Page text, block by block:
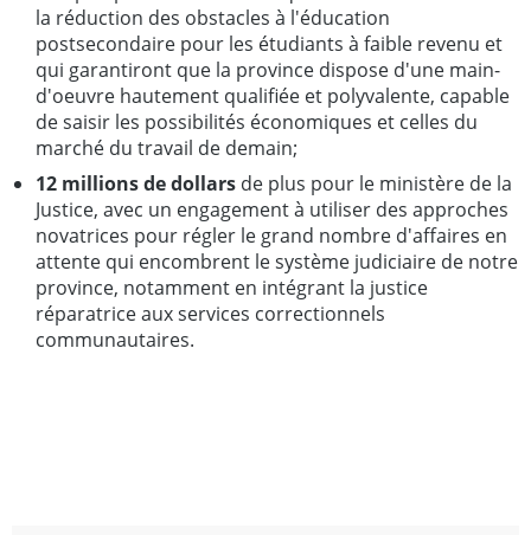
la réduction des obstacles à l'éducation
postsecondaire pour les étudiants à faible revenu et
qui garantiront que la province dispose d'une main-
d'oeuvre hautement qualifiée et polyvalente, capable
de saisir les possibilités économiques et celles du
marché du travail de demain;
12 millions de dollars de plus pour le ministère de la
Justice, avec un engagement à utiliser des approches
novatrices pour régler le grand nombre d'affaires en
attente qui encombrent le système judiciaire de notre
province, notamment en intégrant la justice
réparatrice aux services correctionnels
communautaires.